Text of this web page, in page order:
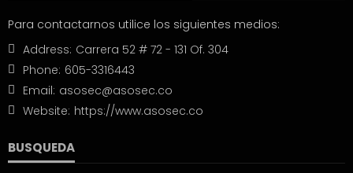
Para contactarnos utilice los siguientes medios:
Address: Carrera 52 # 72 - 131 Of. 304
Phone: 605-3316443
Email: asosec@asosec.co
Website: https://www.asosec.co
BUSQUEDA